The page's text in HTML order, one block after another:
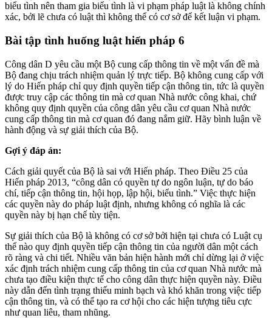
biểu tình nên tham gia biểu tình là vi phạm pháp luật là không chính
xác, bởi lẽ chưa có luật thì không thể có cơ sở để kết luận vi phạm.
Bài tập tình huống luật hiến pháp 6
Công dân D yêu cầu một Bộ cung cấp thông tin về một vấn đề mà
Bộ đang chịu trách nhiệm quản lý trực tiếp. Bộ không cung cấp với
lý do Hiến pháp chỉ quy định quyền tiếp cận thông tin, tức là quyền
được truy cập các thông tin mà cơ quan Nhà nước công khai, chứ
không quy định quyền của công dân yêu cầu cơ quan Nhà nước
cung cấp thông tin mà cơ quan đó đang nắm giữ. Hãy bình luận về
hành động và sự giải thích của Bộ.
Gợi ý đáp án:
Cách giải quyết của Bộ là sai với Hiến pháp. Theo Điều 25 của
Hiến pháp 2013, “công dân có quyền tự do ngôn luận, tự do báo
chí, tiếp cận thông tin, hội họp, lập hội, biểu tình.” Việc thực hiện
các quyền này do pháp luật định, nhưng không có nghĩa là các
quyền này bị hạn chế tùy tiện.
Sự giải thích của Bộ là không có cơ sở bởi hiện tại chưa có Luật cụ
thể nào quy định quyền tiếp cận thông tin của người dân một cách
rõ ràng và chi tiết. Nhiều văn bản hiện hành mới chỉ dừng lại ở việc
xác định trách nhiệm cung cấp thông tin của cơ quan Nhà nước mà
chưa tạo điều kiện thực tế cho công dân thực hiện quyền này. Điều
này dẫn đến tình trạng thiếu minh bạch và khó khăn trong việc tiếp
cận thông tin, và có thể tạo ra cơ hội cho các hiện tượng tiêu cực
như quan liêu, tham nhũng.